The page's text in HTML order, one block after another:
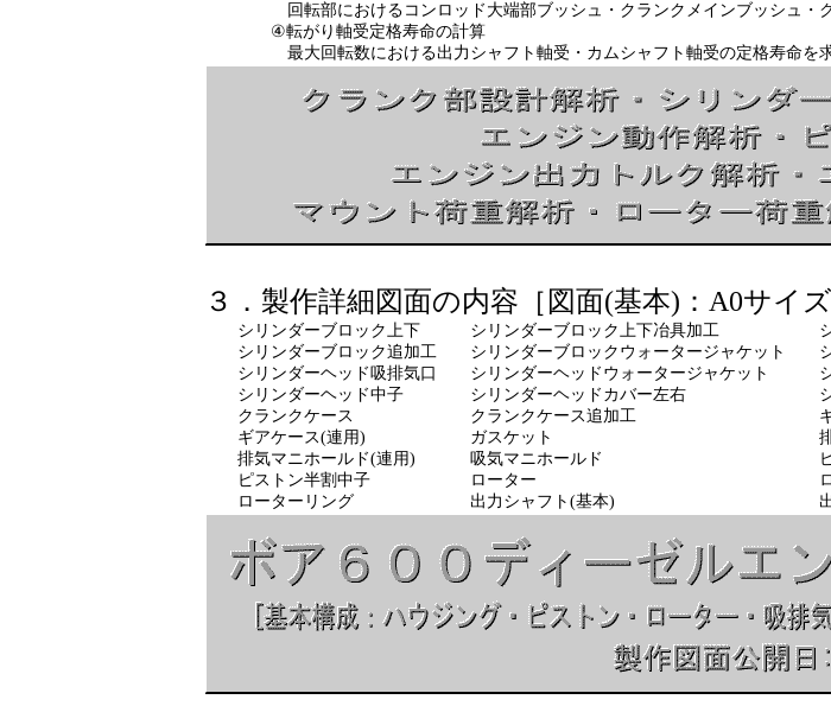
回転部におけるコンロッド大端部ブッシュ・クランクメインブッシュ・クラ
④転がり軸受定格寿命の計算
最大回転数における出力シャフト軸受・カムシャフト軸受の定格寿命を求
３．製作詳細図面の内容［図面(基本)：A0サイズ
シリンダーブロック上下 シリンダーブロック上下冶具加工 シリン
シリンダーブロック追加工 シリンダーブロックウォータージャケット シ
シリンダーヘッド吸排気口 シリンダーヘッドウォータージャケット シ
シリンダーヘッド中子 シリンダーヘッドカバー左右 シリン
クランクケース クランクケース追加工 ギアケ
ギアケース(連用) ガスケット 排気マニ
排気マニホールド(連用) 吸気マニホールド ピス
ピストン半割中子 ローター ロータ
ローターリング 出力シャフト(基本) 出力シャ